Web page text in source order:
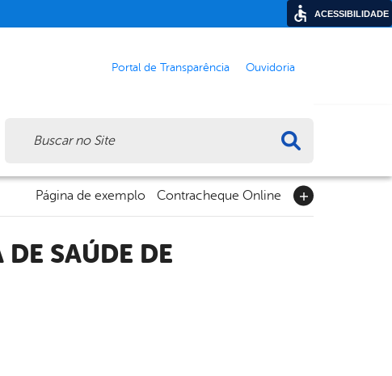
Portal de Transparência Ouvidoria
Página de exemplo Contracheque Online
ACESSIBILIDADE